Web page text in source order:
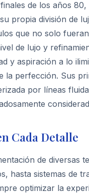
de los años
propia división de
que no solo
de lujo y
y aspiración a lo
la perfección. Sus
por líneas
Cada Detalle
de diversas
hasta sistemas de
optimizar la